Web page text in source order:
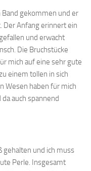
Band gekommen und er
Der Anfang erinnert ein
und erwacht
Die Bruchstücke
mich auf eine sehr gute
einem tollen in sich
Wesen haben für mich
auch spannend
gehalten und ich muss
Perle. Insgesamt